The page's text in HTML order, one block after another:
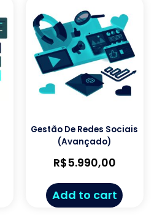
Gestão De Redes Sociais
(Avançado)
R$5.990,00
Add to cart